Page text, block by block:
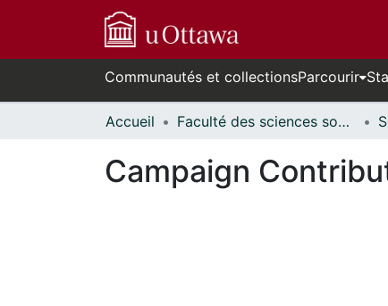
Communautés et collectionsParcourir
Accueil Faculté des sciences sociales // Faculty of Social Sciences
Campaign